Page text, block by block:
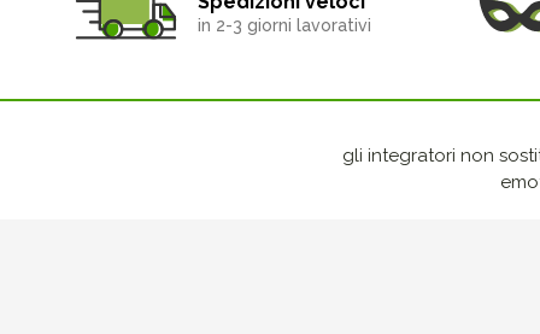
in 2-3 giorni lavorativi
gli integratori non